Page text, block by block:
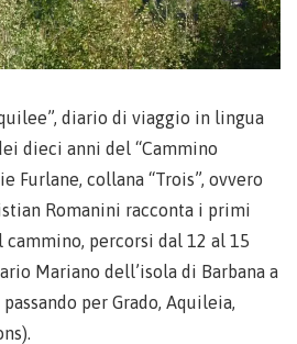
diario di viaggio in lingua
dieci anni del “Cammino
Furlane, collana “Trois”, ovvero
Romanini racconta i primi
percorsi dal 12 al 15
Mariano dell’isola di Barbana a
per Grado, Aquileia,